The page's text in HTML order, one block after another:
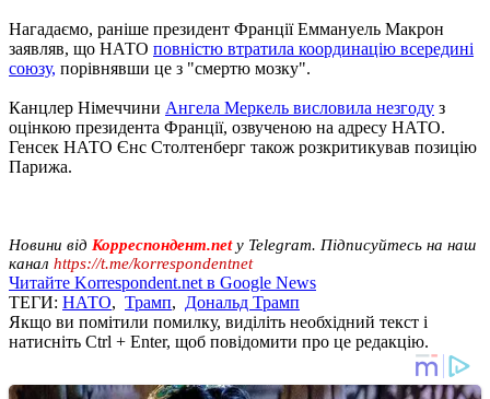
Нагадаємо, раніше президент Франції Еммануель Макрон
заявляв, що НАТО повністю втратила координацію всередині
союзу, порівнявши це з "смертю мозку".
Канцлер Німеччини Ангела Меркель висловила незгоду з
оцінкою президента Франції, озвученою на адресу НАТО.
Генсек НАТО Єнс Столтенберг також розкритикував позицію
Парижа.
Новини від Корреспондент.netу Telegram. Підписуйтесь на наш
канал https://t.me/korrespondentnet
Читайте Korrespondent.net в Google News
ТЕГИ: НАТО, Трамп, Дональд Трамп
Якщо ви помітили помилку, виділіть необхідний текст і
натисніть Ctrl + Enter, щоб повідомити про це редакцію.